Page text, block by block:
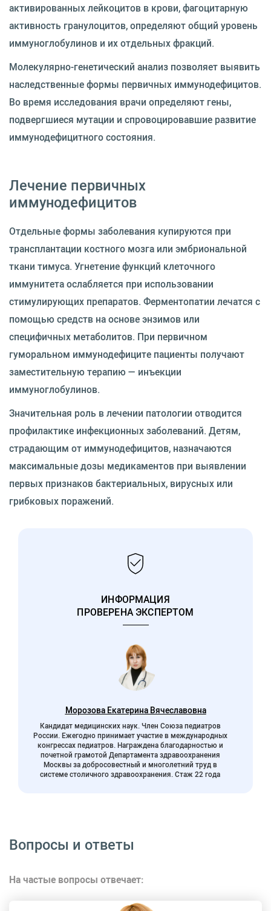
активированных лейкоцитов в крови, фагоцитарную
активность гранулоцитов, определяют общий уровень
иммуноглобулинов и их отдельных фракций.
Молекулярно-генетический анализ позволяет выявить
наследственные формы первичных иммунодефицитов.
Во время исследования врачи определяют гены,
подвергшиеся мутации и спровоцировавшие развитие
иммунодефицитного состояния.
Лечение первичных
иммунодефицитов
Отдельные формы заболевания купируются при
трансплантации костного мозга или эмбриональной
ткани тимуса. Угнетение функций клеточного
иммунитета ослабляется при использовании
стимулирующих препаратов. Ферментопатии лечатся с
помощью средств на основе энзимов или
специфичных метаболитов. При первичном
гуморальном иммунодефиците пациенты получают
заместительную терапию — инъекции
иммуноглобулинов.
Значительная роль в лечении патологии отводится
профилактике инфекционных заболеваний. Детям,
страдающим от иммунодефицитов, назначаются
максимальные дозы медикаментов при выявлении
первых признаков бактериальных, вирусных или
грибковых поражений.
ИНФОРМАЦИЯ
ПРОВЕРЕНА ЭКСПЕРТОМ
Морозова Екатерина Вячеславовна
Кандидат медицинских наук. Член Союза педиатров
России. Ежегодно принимает участие в международных
конгрессах педиатров. Награждена благодарностью и
почетной грамотой Департамента здравоохранения
Москвы за добросовестный и многолетний труд в
системе столичного здравоохранения. Стаж 22 года
Вопросы и ответы
На частые вопросы отвечает: